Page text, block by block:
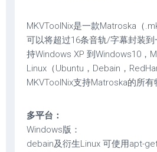
MKVToolNix是一款Matroska（
可以将超过16条音轨/字幕封装
持Windows XP 到Windows10，
Linux（Ubuntu，Debain，
MKVToolNix支持Matroska的所有
多平台：
Windows版：
debain及衍生Linux 可使用apt-